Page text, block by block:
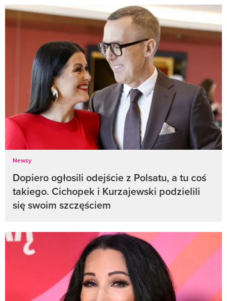
Newsy
Dopiero ogłosili odejście z Polsatu, a tu coś
takiego. Cichopek i Kurzajewski podzielili
się swoim szczęściem